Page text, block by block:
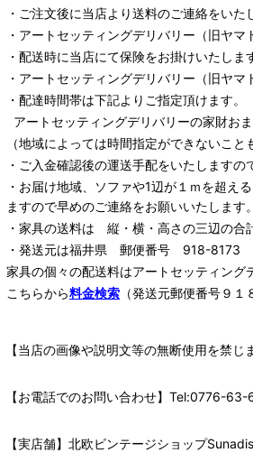
・ご注文後に当店より送料のご連絡をいた
・ アートセッティングデリバリー （旧ヤマ
・配送時に当店にて保険をお掛けいたしま
・ アートセッティングデリバリー （旧ヤマ
・配達時間帯は下記よりご指定頂けます。
アートセッティングデリバリーの家財お
（地域によっては時間指定ができないこ
・ご入金確認後の運送手配をいたします
・お届け地域、ソファや1辺が１ｍを超え
ますので早めのご連絡をお願いいたします。
・家具の送料は 縦・横・高さの三辺の合
・発送元は福井県 郵便番号 918-8173
家具の個々の配送料はアートセッティング
こちらから料金検索 （発送元郵便番号９１
【当店の画像や説明文等の無断使用を禁じ
【お電話でのお問い合わせ】Tel:0776-
【実店舗】北欧ビンテージショップ